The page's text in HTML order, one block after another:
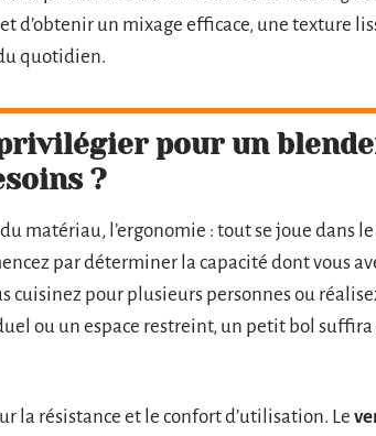
d’obtenir un mixage efficace, une texture
quotidien.
pour un
?
matériau, l’ergonomie : tout se joue dans
par déterminer la capacité dont vous
cuisinez pour plusieurs personnes ou
ou un espace restreint, un petit bol suffira
la résistance et le confort d’utilisation. Le